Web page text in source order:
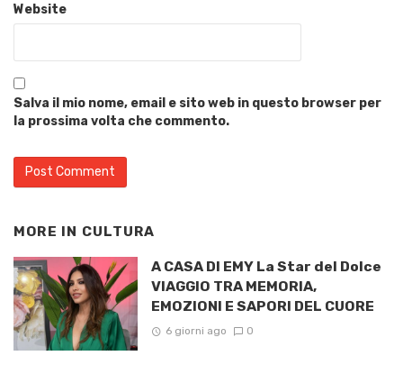
Website
Salva il mio nome, email e sito web in questo browser per
la prossima volta che commento.
MORE IN CULTURA
A CASA DI EMY La Star del Dolce
VIAGGIO TRA MEMORIA,
EMOZIONI E SAPORI DEL CUORE
6 giorni ago 0